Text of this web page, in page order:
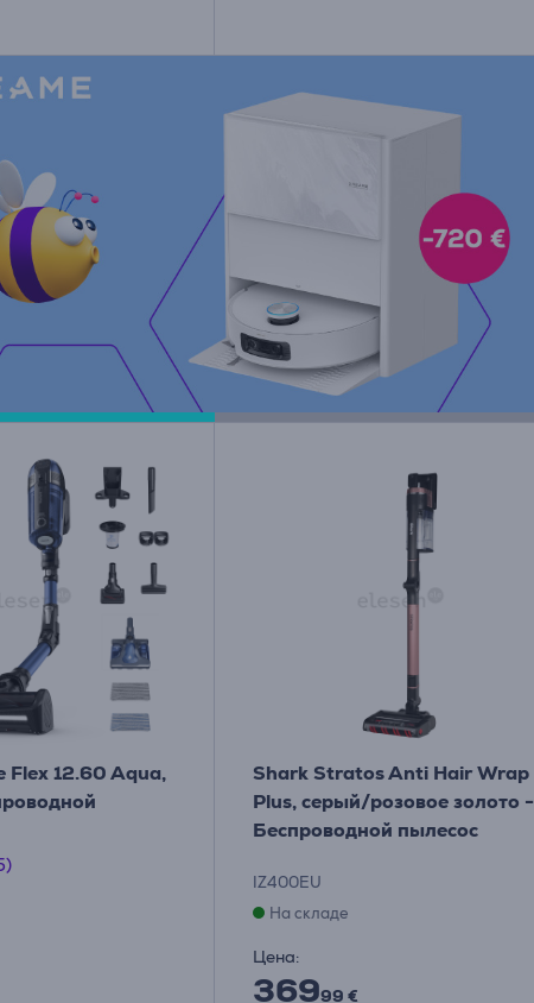
Flex 12.60 Aqua,
Shark Stratos Anti Hair Wrap
Plus, серый/розовое золото -
Беспроводной пылесос
IZ400EU
На складе
Цена:
36999 €